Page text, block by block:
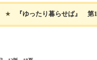
★ 『ゆったり暮らせば』 第